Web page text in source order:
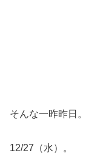
そんな一昨昨日。
12/27（水）。